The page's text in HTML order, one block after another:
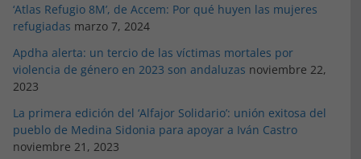
‘Atlas Refugio 8M’, de Accem: Por qué huyen las mujeres
refugiadas marzo 7, 2024
Apdha alerta: un tercio de las víctimas mortales por
violencia de género en 2023 son andaluzas noviembre 22,
2023
La primera edición del ‘Alfajor Solidario’: unión exitosa del
pueblo de Medina Sidonia para apoyar a Iván Castro
noviembre 21, 2023